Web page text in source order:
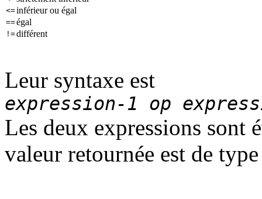
<=inférieur ou égal
==égal
!=différent
Leur syntaxe est
expression-1 op
Les deux expressions sont
valeur retournée est de